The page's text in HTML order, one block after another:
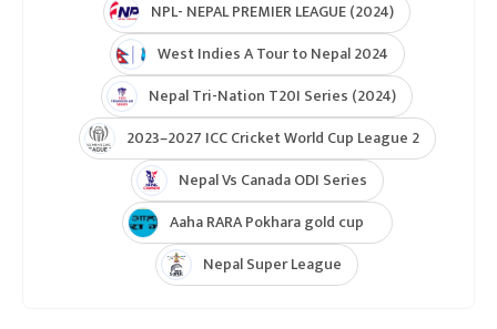
NPL- NEPAL PREMIER LEAGUE (2024)
West Indies A Tour to Nepal 2024
Nepal Tri-Nation T20I Series (2024)
2023–2027 ICC Cricket World Cup League 2
Nepal Vs Canada ODI Series
Aaha RARA Pokhara gold cup
Nepal Super League